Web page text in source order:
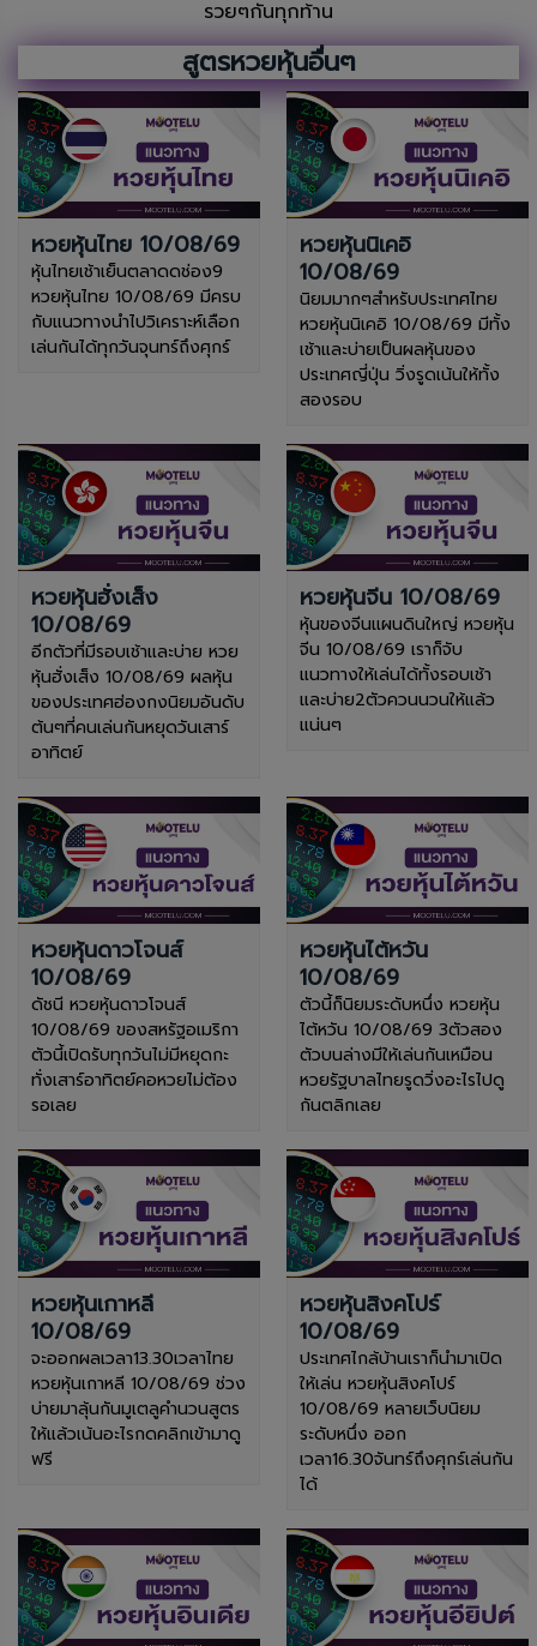
รวยๆกันทุกท้าน
สูตรหวยหุ้นอื่นๆ
หวยหุ้นไทย 10/08/69
หุ้นไทยเช้าเย็นตลาดดช่อง9
หวยหุ้นไทย 10/08/69 มีครบ
กับแนวทางนำไปวิเคราะห์เลือก
เล่นกันได้ทุกวันจุนทร์ถึงศุกร์
หวยหุ้นนิเคอิ
10/08/69
นิยมมากๆสำหรับประเทศไทย
หวยหุ้นนิเคอิ 10/08/69 มีทั้ง
เช้าและบ่ายเป็นผลหุ้นของ
ประเทศญี่ปุ่น วิ่งรูดเน้นให้ทั้ง
สองรอบ
หวยหุ้นฮั่งเส็ง
10/08/69
อีกตัวที่มีรอบเช้าและบ่าย หวย
หุ้นฮั่งเส็ง 10/08/69 ผลหุ้น
ของประเทศฮ่องกงนิยมอันดับ
ต้นๆที่คนเล่นกันหยุดวันเสาร์
อาทิตย์
หวยหุ้นจีน 10/08/69
หุ้นของจีนแผนดินใหญ่ หวยหุ้น
จีน 10/08/69 เราก็จับ
แนวทางให้เล่นได้ทั้งรอบเช้า
และบ่าย2ตัวควนนวนให้แล้ว
แน่นๆ
หวยหุ้นดาวโจนส์
10/08/69
ดัชนี หวยหุ้นดาวโจนส์
10/08/69 ของสหรัฐอเมริกา
ตัวนี้เปิดรับทุกวันไม่มีหยุดกะ
ทั่งเสาร์อาทิตย์คอหวยไม่ต้อง
รอเลย
หวยหุ้นไต้หวัน
10/08/69
ตัวนี้ก็นิยมระดับหนึ่ง หวยหุ้น
ไต้หวัน 10/08/69 3ตัวสอง
ตัวบนล่างมีให้เล่นกันเหมือน
หวยรัฐบาลไทยรูดวิ่งอะไรไปดู
กันตลิกเลย
หวยหุ้นเกาหลี
10/08/69
จะออกผลเวลา13.30เวลาไทย
หวยหุ้นเกาหลี 10/08/69 ช่วง
บ่ายมาลุ้นกันมูเตลูคำนวนสูตร
ให้แล้วเน้นอะไรกดคลิกเข้ามาดู
ฟรี
หวยหุ้นสิงคโปร์
10/08/69
ประเทศไกล้บ้านเราก็นำมาเปิด
ให้เล่น หวยหุ้นสิงคโปร์
10/08/69 หลายเว็บนิยม
ระดับหนึ่ง ออก
เวลา16.30จันทร์ถึงศุกร์เล่นกัน
ได้